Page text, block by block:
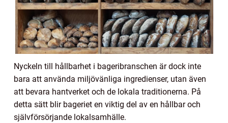
Nyckeln till hållbarhet i bageribranschen är dock inte
bara att använda miljövänliga ingredienser, utan även
att bevara hantverket och de lokala traditionerna. På
detta sätt blir bageriet en viktig del av en hållbar och
självförsörjande lokalsamhälle.